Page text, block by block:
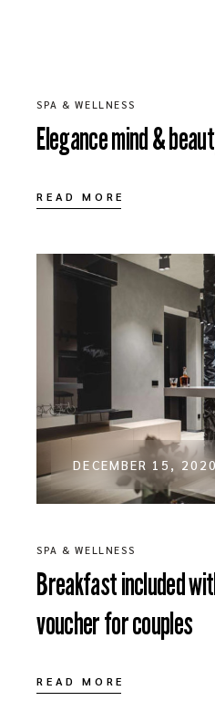
SPA & WELLNESS
Elegance mind &
READ MORE
DECEMBER 15,
SPA & WELLNESS
Breakfast included
voucher for couples
READ MORE